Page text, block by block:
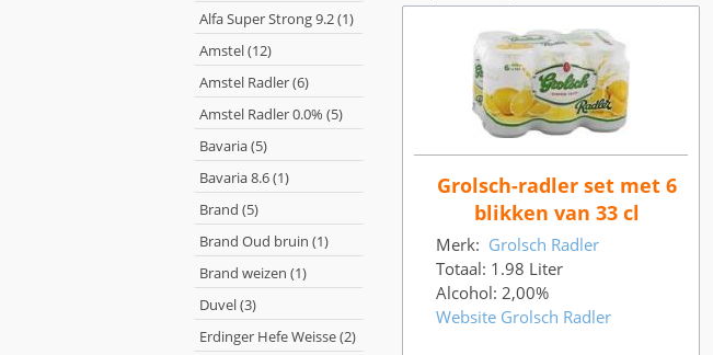
Alfa Super Strong 9.2 (1)
Amstel (12)
Amstel Radler (6)
Amstel Radler 0.0% (5)
Bavaria (5)
Bavaria 8.6 (1)
Brand (5)
Brand Oud bruin (1)
Brand weizen (1)
Duvel (3)
Erdinger Hefe Weisse (2)
Grolsch-radler set met 6
blikken van 33 cl
Merk: Grolsch Radler
Totaal: 1.98 Liter
Alcohol: 2,00%
Website Grolsch Radler